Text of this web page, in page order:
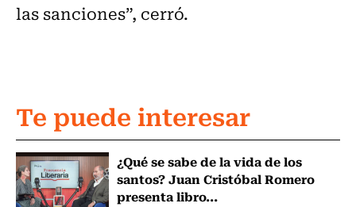
las sanciones”, cerró.
Te puede interesar
¿Qué se sabe de la vida de los
santos? Juan Cristóbal Romero
presenta libro...